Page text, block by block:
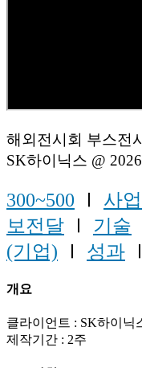
해외전시회 부스전
SK하이닉스 @
300~500 Ⅰ 사업
보전달 Ⅰ 기술
(기업) Ⅰ 성과
개요
클라이언트 : SK하이닉
제작기간 : 2주